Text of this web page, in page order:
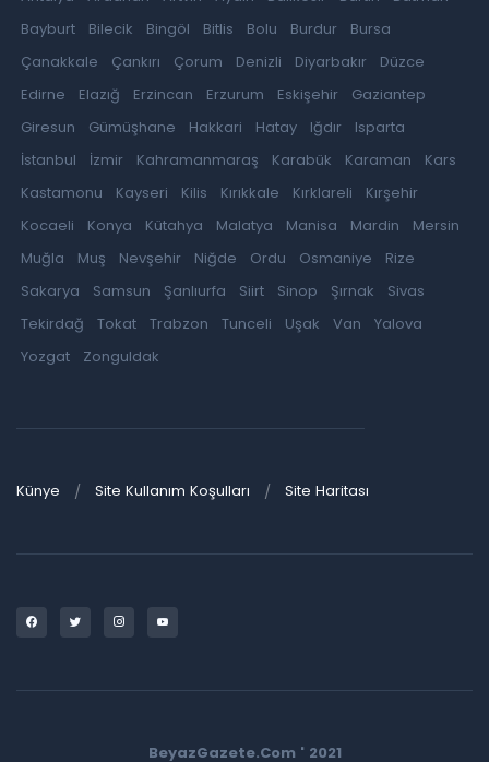
Bayburt
Bilecik Bingöl Bitlis Bolu Burdur
Bursa
Çanakkale
Çankırı Çorum Denizli Diyarbakır
Düzce
Edirne
Elazığ Erzincan Erzurum Eskişehir
Gaziantep
Giresun
Gümüşhane Hakkari Hatay Iğdır
Isparta
İstanbul
İzmir Kahramanmaraş Karabük Karaman
Kars
Kastamonu
Kayseri Kilis Kırıkkale Kırklareli
Kırşehir
Kocaeli
Konya Kütahya Malatya Manisa Mardin
Mersin
Muğla
Muş Nevşehir Niğde Ordu Osmaniye
Rize
Sakarya
Samsun Şanlıurfa Siirt Sinop Şırnak
Sivas
Tekirdağ
Tokat Trabzon Tunceli Uşak Van
Yalova
Yozgat
Zonguldak
Künye Site Kullanım Koşulları Site Haritası
BeyazGazete.Com ' 2021